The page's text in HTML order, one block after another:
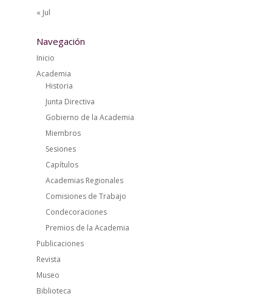
« Jul
Navegación
Inicio
Academia
Historia
Junta Directiva
Gobierno de la Academia
Miembros
Sesiones
Capítulos
Academias Regionales
Comisiones de Trabajo
Condecoraciones
Premios de la Academia
Publicaciones
Revista
Museo
Biblioteca